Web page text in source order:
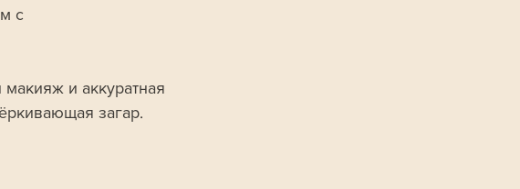
с
и аккуратная
загар.